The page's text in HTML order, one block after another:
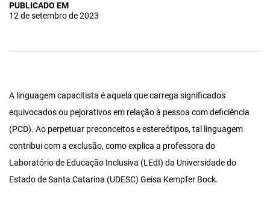
PUBLICADO EM
12 de setembro de 2023
A linguagem capacitista é aquela que carrega significados
equivocados ou pejorativos em relação à pessoa com deficiência
(PCD). Ao perpetuar preconceitos e estereótipos, tal linguagem
contribui com a exclusão, como explica a professora do
Laboratório de Educação Inclusiva (LEdI) da Universidade do
Estado de Santa Catarina (UDESC) Geisa Kempfer Bock.